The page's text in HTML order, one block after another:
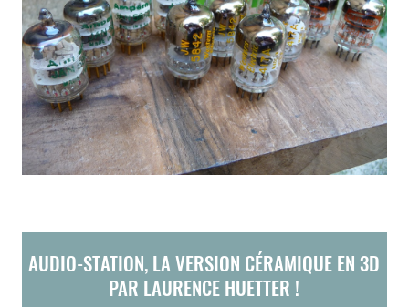
AUDIO-STATION, LA VERSION CÉRAMIQUE EN 3D
PAR LAURENCE HUETTER !